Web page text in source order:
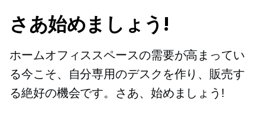
さあ始めましょう!
ホームオフィススペースの需要が高まってい
る今こそ、自分専用のデスクを作り、販売す
る絶好の機会です。さあ、始めましょう!